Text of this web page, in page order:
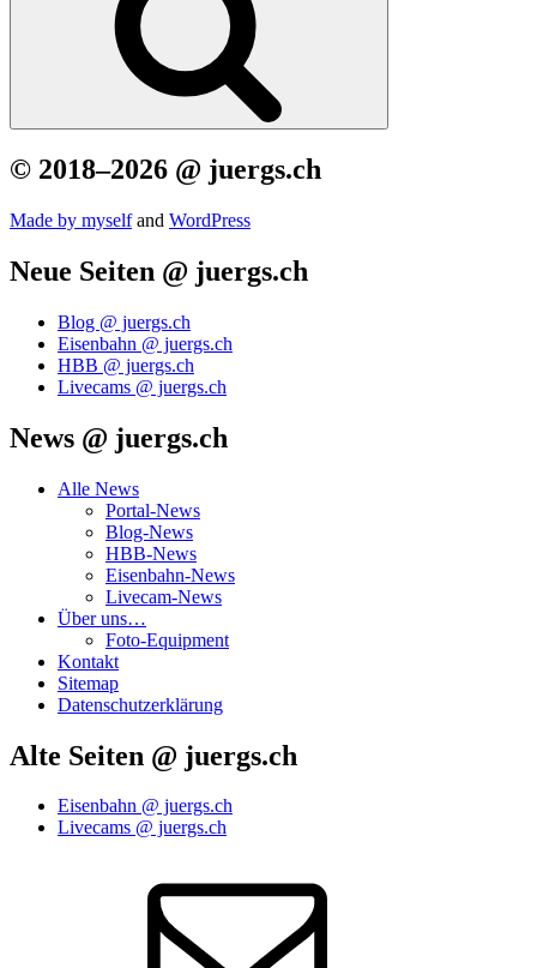
© 2018–2026 @ juergs.ch
Made by mys­elfand Word­Press
Neue Seiten @ juergs.ch
Blog @ juergs.ch
Eisenbahn @ juergs.ch
HBB @ juergs.ch
Livecams @ juergs.ch
News @ juergs.ch
Alle News
Portal-News
Blog-News
HBB-News
Eisenbahn-News
Livecam-News
Über uns…
Foto-Equipment
Kontakt
Sitemap
Datenschutzerklärung
Alte Seiten @ juergs.ch
Eisenbahn @ juergs.ch
Livecams @ juergs.ch